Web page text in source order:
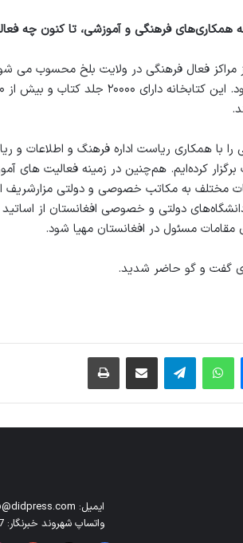
همکاری‌های فرهنگی و آموزشی، تا کنون چه
مراکز فعال فرهنگی در ولایت بلخ محسوب می
با همکاری ریاست اداره فرهنگ و اطلاعات و
برگزار کرده‌ایم. هم‌چنین در زمینه فعالیت
مختلف به مکاتب خصوصی و دولتی
دولتی و خصوصی افغانستان از
مسئول در افغانستان مهیا شود.
گفت و گو حاضر شدید.
پیام رسان واتس آپ تلگرام اشتراک گذاری از طریق ایمیل
ایمیل: info@didpress.com
واتساپ شهروند خبرنگار: 4366499110607+